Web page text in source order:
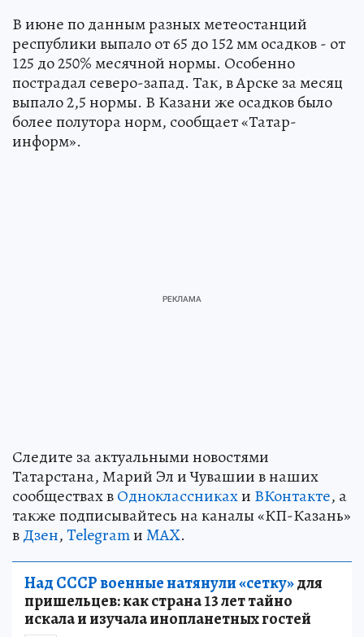
В июне по данным разных метеостанций
республики выпало от 65 до 152 мм осадков - от
125 до 250% месячной нормы. Особенно
пострадал северо-запад. Так, в Арске за месяц
выпало 2,5 нормы. В Казани же осадков было
более полутора норм, сообщает «Татар-
информ».
Следите за актуальными новостями
Татарстана, Марий Эл и Чувашии в наших
сообществах вОдноклассникахи ВКонтакте, а
также подписывайтесь на каналы «КП-Казань»
вДзен,TelegramиMAX.
Над СССР военные натянули «сетку»для
пришельцев: как страна 13 лет тайно
искала и изучала инопланетных гостей